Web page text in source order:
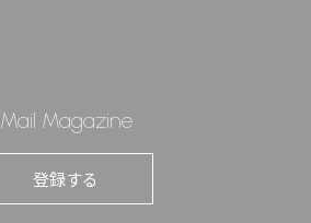
Mail Magazine
登録する